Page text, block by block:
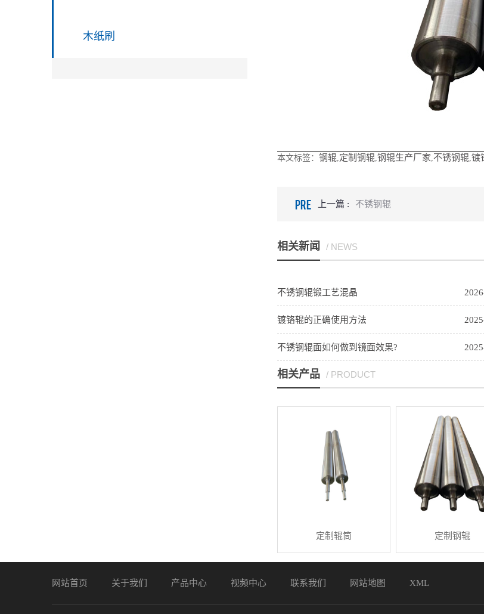
木纸刷
本文标签： 钢辊,定制钢辊,钢辊生产厂家,不锈钢辊,镀
PRE 上一篇 : 不锈钢辊
相关新闻 / NEWS
不锈钢辊锻工艺混晶
镀铬辊的正确使用方法
不锈钢辊面如何做到镜面效果?
相关产品 / PRODUCT
定制辊筒 定制钢辊
网站首页 关于我们 产品中心 视频中心 联系我们 网站地图 XML